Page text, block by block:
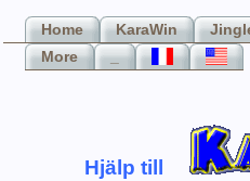
Home KaraWin
More
_
Hjälp till